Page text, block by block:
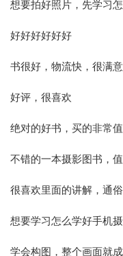
想要拍好照片，先学习
好好好好好好
书很好，物流快，很满意
好评，很喜欢
绝对的好书，买的非常值
不错的一本摄影图书，
很喜欢里面的讲解，通
想要学习怎么学好手机
学会构图，整个画面就